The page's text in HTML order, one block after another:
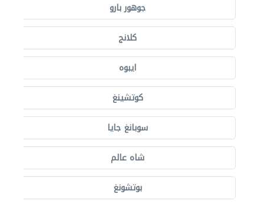
جوهور بارو
كلانج
ايبوه
كوتشينغ
سوبانغ جايا
شاه عالم
بوتشونغ